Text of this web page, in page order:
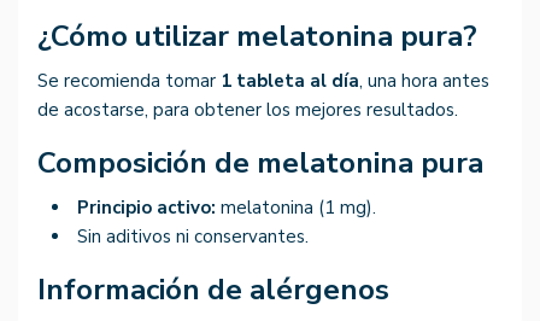
¿Cómo utilizar melatonina pura?
Se recomienda tomar 1 tableta al día, una hora antes
de acostarse, para obtener los mejores resultados.
Composición de melatonina pura
Principio activo: melatonina (1 mg).
Sin aditivos ni conservantes.
Información de alérgenos